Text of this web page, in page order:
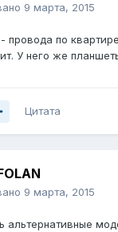
9 марта, 2015
провода по
У него же
Цитата
9 марта, 2015
альтернативные